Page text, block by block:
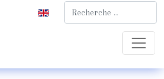
Sélectionnez votre langue
Rechercher